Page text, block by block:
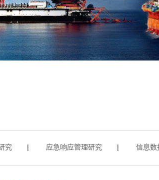
应急响应管理研究 信息数据